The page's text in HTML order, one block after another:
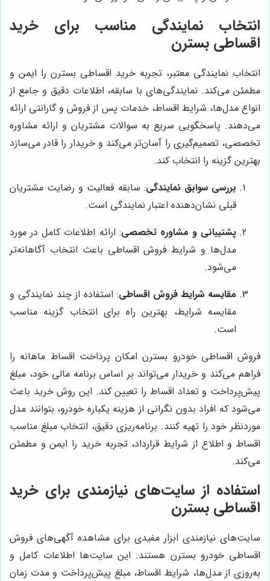
انتخاب نمایندگی مناسب برای خرید
اقساطی بسترن
انتخاب نمایندگی معتبر، تجربه خرید اقساطی بسترن را ایمن و
مطمئن می‌کند. نمایندگی‌های با سابقه، اطلاعات دقیق و جامع از
انواع مدل‌ها، شرایط اقساط، خدمات پس از فروش و گارانتی ارائه
می‌دهند. پاسخگویی سریع به سوالات مشتریان و ارائه مشاوره
تخصصی، تصمیم‌گیری را آسان‌تر می‌کند و خریدار را قادر می‌سازد
بهترین گزینه را انتخاب کند.
بررسی سوابق نمایندگی: سابقه فعالیت و رضایت مشتریان
قبلی نشان‌دهنده اعتبار نمایندگی است.
پشتیبانی و مشاوره تخصصی: ارائه اطلاعات کامل در مورد
مدل‌ها و شرایط فروش اقساطی باعث انتخاب آگاهانه‌تر
می‌شود.
مقایسه شرایط فروش اقساطی: استفاده از چند نمایندگی و
مقایسه شرایط، بهترین راه برای انتخاب گزینه مناسب
است.
فروش اقساطی خودرو بسترن امکان پرداخت اقساط ماهانه را
فراهم می‌کند و خریدار می‌تواند بر اساس برنامه مالی خود، مبلغ
پیش‌پرداخت و تعداد اقساط را تعیین کند. این روش خرید باعث
می‌شود که افراد بدون نگرانی از هزینه یکباره خودرو، بتوانند مدل
موردنظر خود را تهیه کنند. برنامه‌ریزی دقیق، انتخاب مبلغ مناسب
اقساط و اطلاع از شرایط قرارداد، تجربه خرید را ایمن و مطمئن
می‌کند.
استفاده از سایت‌های نیازمندی برای خرید
اقساطی بسترن
سایت‌های نیازمندی ابزار مفیدی برای مشاهده آگهی‌های فروش
اقساطی خودرو بسترن هستند. این سایت‌ها اطلاعات کامل و
به‌روزی از مدل‌ها، شرایط اقساط، مبلغ پیش‌پرداخت و مدت زمان